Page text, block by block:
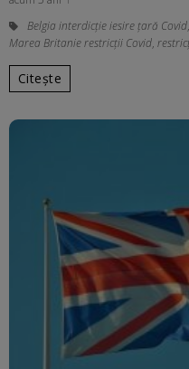
Belgia interdicție iesire țară Covid,
Marea Britanie restricții Covid,
Citește